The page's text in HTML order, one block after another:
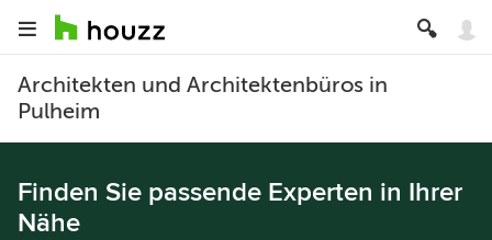
Architekten und Architektenbüros in
Pulheim
Finden Sie passende Experten in Ihrer
Nähe